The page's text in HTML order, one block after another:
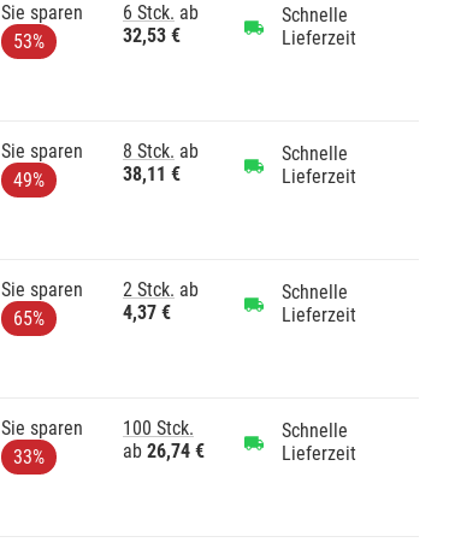
Sie sparen
53%
6 Stck. ab
32,53 €
Schnelle
Lieferzeit
Sie sparen
49%
8 Stck. ab
38,11 €
Schnelle
Lieferzeit
Sie sparen
65%
2 Stck. ab
4,37 €
Schnelle
Lieferzeit
Sie sparen
33%
100 Stck.
ab 26,74 €
Schnelle
Lieferzeit